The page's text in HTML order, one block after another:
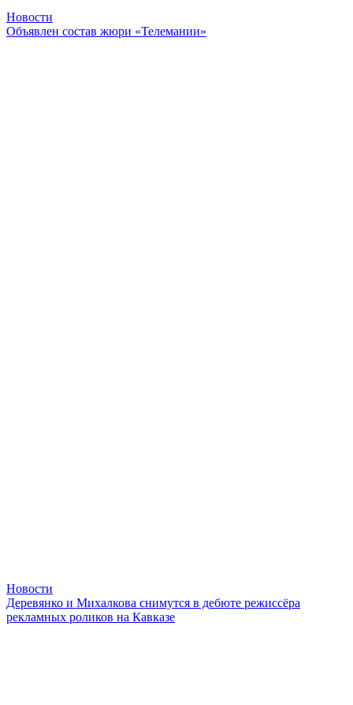
Новости
Объявлен состав жюри «Телемании»
Новости
Деревянко и Михалкова снимутся в дебюте режиссёра
рекламных роликов на Кавказе